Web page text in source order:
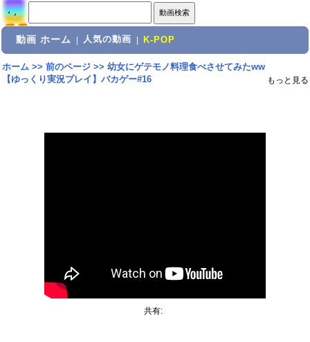
動画 ホーム 人気の動画 K-POP
ホーム>> 前のページ>> 幼女にゲテモノ料理食べさせてみたww
【ゆっくり実況プレイ】バカゲー#16
もっと見る
共有: